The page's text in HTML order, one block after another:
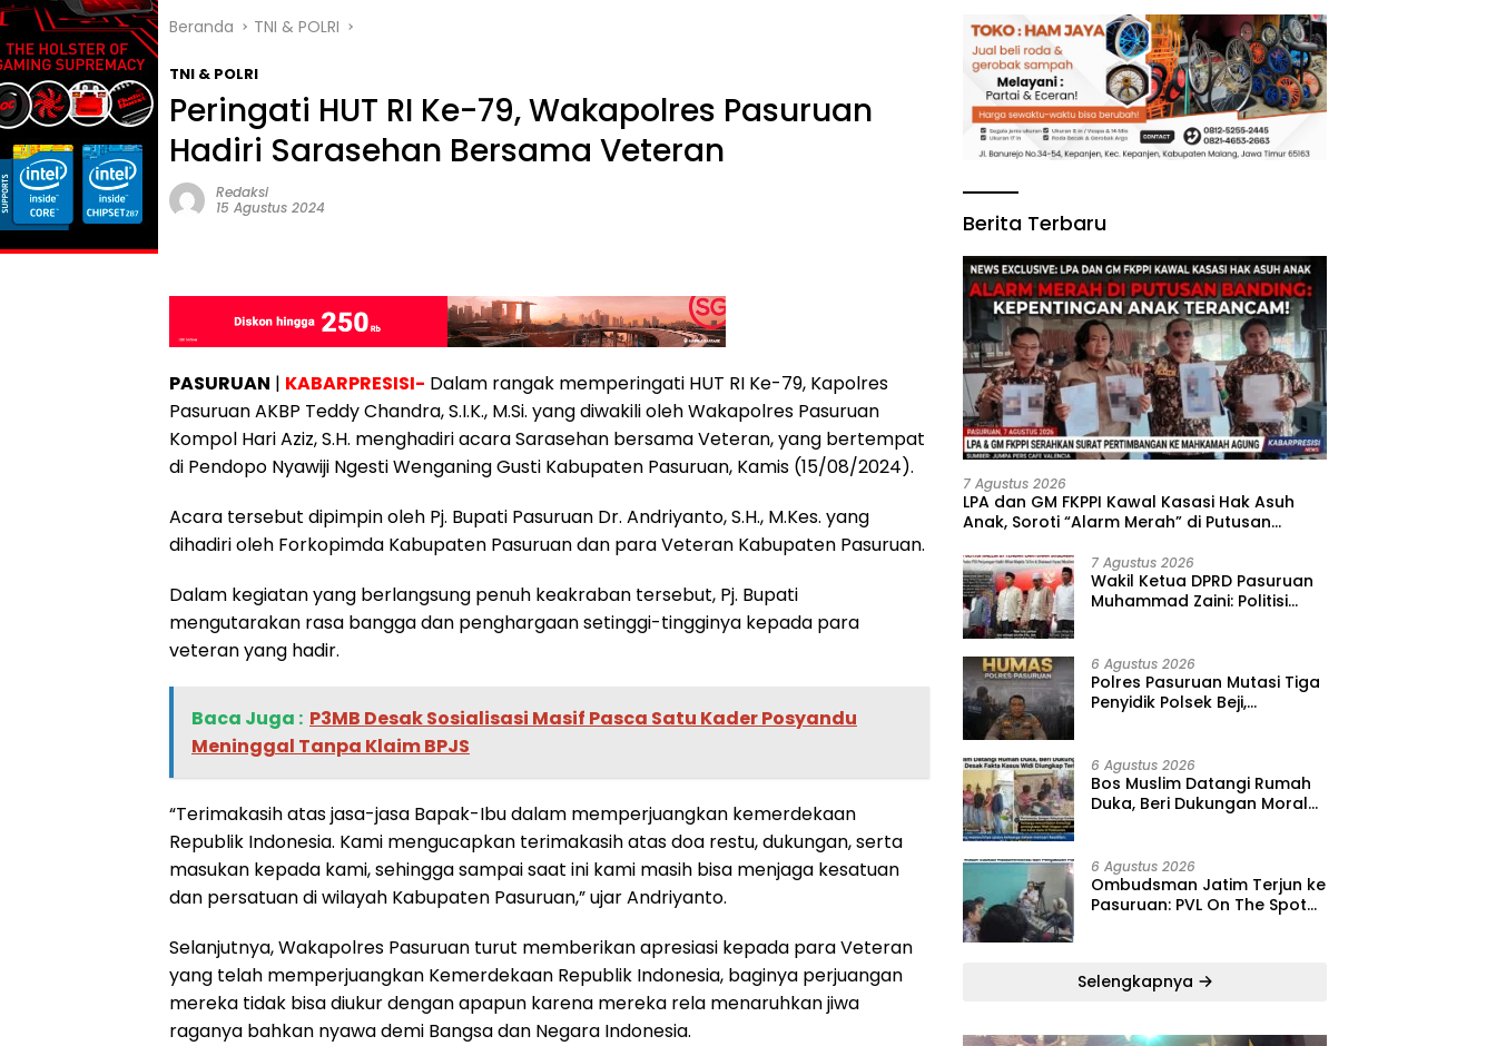
Beranda TNI & POLRI
TNI & POLRI
Peringati HUT RI Ke-79, Wakapolres Pasuruan
Hadiri Sarasehan Bersama Veteran
Redaksi
15 Agustus 2024
PASURUAN | KABARPRESISI- Dalam rangak memperingati HUT RI Ke-79, Kapolres
Pasuruan AKBP Teddy Chandra, S.I.K., M.Si. yang diwakili oleh Wakapolres Pasuruan
Kompol Hari Aziz, S.H. menghadiri acara Sarasehan bersama Veteran, yang bertempat
di Pendopo Nyawiji Ngesti Wenganing Gusti Kabupaten Pasuruan, Kamis (15/08/2024).
Acara tersebut dipimpin oleh Pj. Bupati Pasuruan Dr. Andriyanto, S.H., M.Kes. yang
dihadiri oleh Forkopimda Kabupaten Pasuruan dan para Veteran Kabupaten Pasuruan.
Dalam kegiatan yang berlangsung penuh keakraban tersebut, Pj. Bupati
mengutarakan rasa bangga dan penghargaan setinggi-tingginya kepada para
veteran yang hadir.
Baca Juga : ‎P3MB Desak Sosialisasi Masif Pasca Satu Kader Posyandu
Meninggal Tanpa Klaim BPJS
“Terimakasih atas jasa-jasa Bapak-Ibu dalam memperjuangkan kemerdekaan
Republik Indonesia. Kami mengucapkan terimakasih atas doa restu, dukungan, serta
masukan kepada kami, sehingga sampai saat ini kami masih bisa menjaga kesatuan
dan persatuan di wilayah Kabupaten Pasuruan,” ujar Andriyanto.
Selanjutnya, Wakapolres Pasuruan turut memberikan apresiasi kepada para Veteran
yang telah memperjuangkan Kemerdekaan Republik Indonesia, baginya perjuangan
mereka tidak bisa diukur dengan apapun karena mereka rela menaruhkan jiwa
raganya bahkan nyawa demi Bangsa dan Negara Indonesia.
Berita Terbaru
7 Agustus 2026
‎LPA dan GM FKPPI Kawal Kasasi Hak Asuh
Anak, Soroti “Alarm Merah” di Putusan
7 Agustus 2026
‎Wakil Ketua DPRD Pasuruan
Muhammad Zaini: Politisi
dan Masyarakat ‎
6 Agustus 2026
‎Polres Pasuruan Mutasi Tiga
Penyidik Polsek Beji,
6 Agustus 2026
‎Bos Muslim Datangi Rumah
Duka, Beri Dukungan Moral
6 Agustus 2026
‎Ombudsman Jatim Terjun ke
Pasuruan: PVL On The Spot
Selengkapnya